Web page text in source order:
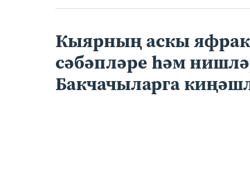
Кыярның аскы
сәбәпләре һәм
Бакчачыларга